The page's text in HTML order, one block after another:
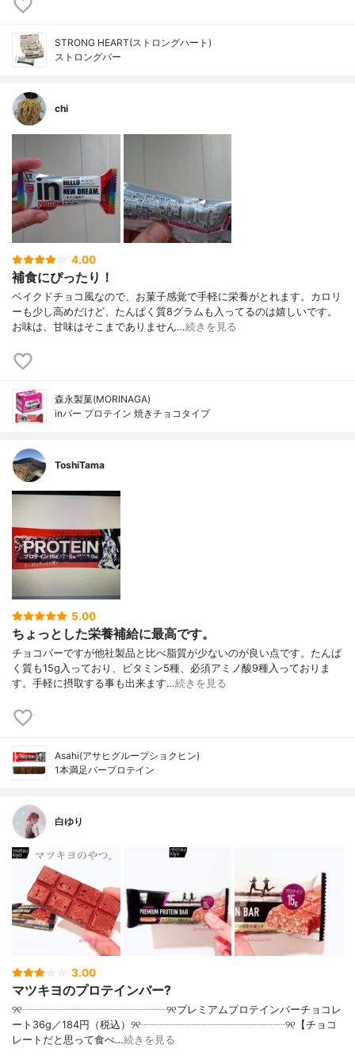
STRONG HEART(ストロングハート)
ストロングバー
chi
4.00
補食にぴったり！
ベイクドチョコ風なので、お菓子感覚で手軽に栄養がとれます。カロリ
ーも少し高めだけど、たんぱく質8グラムも入ってるのは嬉しいです。
お味は、甘味はそこまでありません…続きを見る
森永製菓(MORINAGA)
inバー プロテイン 焼きチョコタイプ
ToshiTama
5.00
ちょっとした栄養補給に最高です。
チョコバーですが他社製品と比べ脂質が少ないのが良い点です。たんぱ
く質も15g入っており、ビタミン5種、必須アミノ酸9種入っておりま
す。手軽に摂取する事も出来ます…続きを見る
Asahi(アサヒグループショクヒン)
1本満足バープロテイン
白ゆり
3.00
マツキヨのプロテインバー?
୨୧┈┈┈┈┈┈┈┈┈┈┈┈┈┈୨୧プレミアムプロテインバーチョコレ
ート36g／184円（税込）୨୧┈┈┈┈┈┈┈┈┈┈┈┈┈┈୨୧【チョコ
レートだと思って食べ…続きを見る